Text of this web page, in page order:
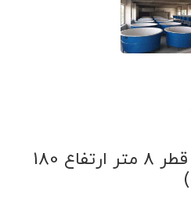
استخر پیش ساخته قطر 8 متر ارتفاع 180